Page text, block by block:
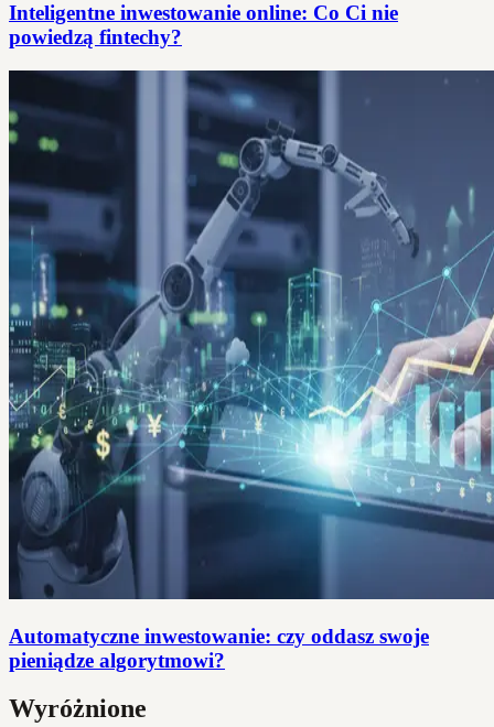
Inteligentne inwestowanie online: Co Ci nie
powiedzą fintechy?
Automatyczne inwestowanie: czy oddasz swoje
pieniądze algorytmowi?
Wyróżnione